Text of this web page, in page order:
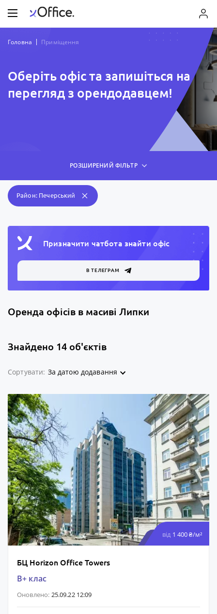
Головна Приміщення
Оберіть офіс та запишіться на
перегляд з орендодавцем!
РОЗШИРЕНИЙ ФІЛЬТР
Район: Печерський
Призначити чатбота знайти офiс
В ТЕЛЕГРАМ
Оренда офісів в масиві Липки
Знайдено 14 об'єктів
Сортувати: За датою додавання
від 1 400 ₴/м²
БЦ Horizon Office Towers
B+ клас
Оновлено: 25.09.22 12:09